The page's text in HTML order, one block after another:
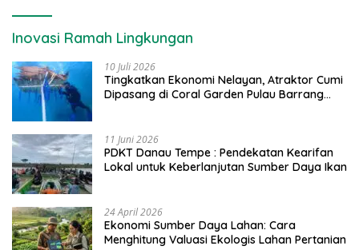
Inovasi Ramah Lingkungan
10 Juli 2026
Tingkatkan Ekonomi Nelayan, Atraktor Cumi
Dipasang di Coral Garden Pulau Barrang
11 Juni 2026
PDKT Danau Tempe : Pendekatan Kearifan
Lokal untuk Keberlanjutan Sumber Daya Ikan
24 April 2026
Ekonomi Sumber Daya Lahan: Cara
Menghitung Valuasi Ekologis Lahan Pertanian